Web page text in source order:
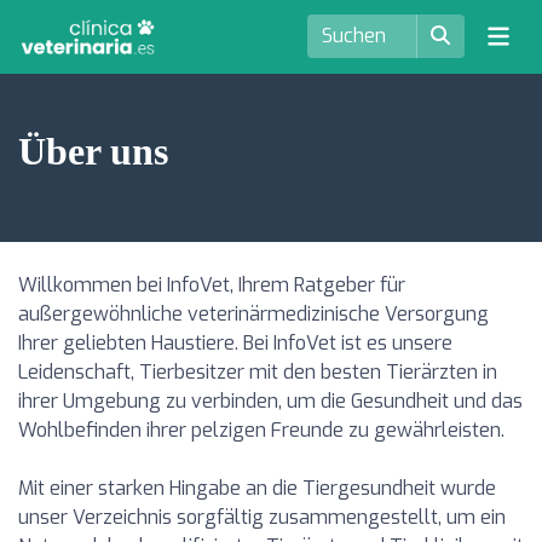
Über uns
Willkommen bei InfoVet, Ihrem Ratgeber für
außergewöhnliche veterinärmedizinische Versorgung
Ihrer geliebten Haustiere. Bei InfoVet ist es unsere
Leidenschaft, Tierbesitzer mit den besten Tierärzten in
ihrer Umgebung zu verbinden, um die Gesundheit und das
Wohlbefinden ihrer pelzigen Freunde zu gewährleisten.
Mit einer starken Hingabe an die Tiergesundheit wurde
unser Verzeichnis sorgfältig zusammengestellt, um ein